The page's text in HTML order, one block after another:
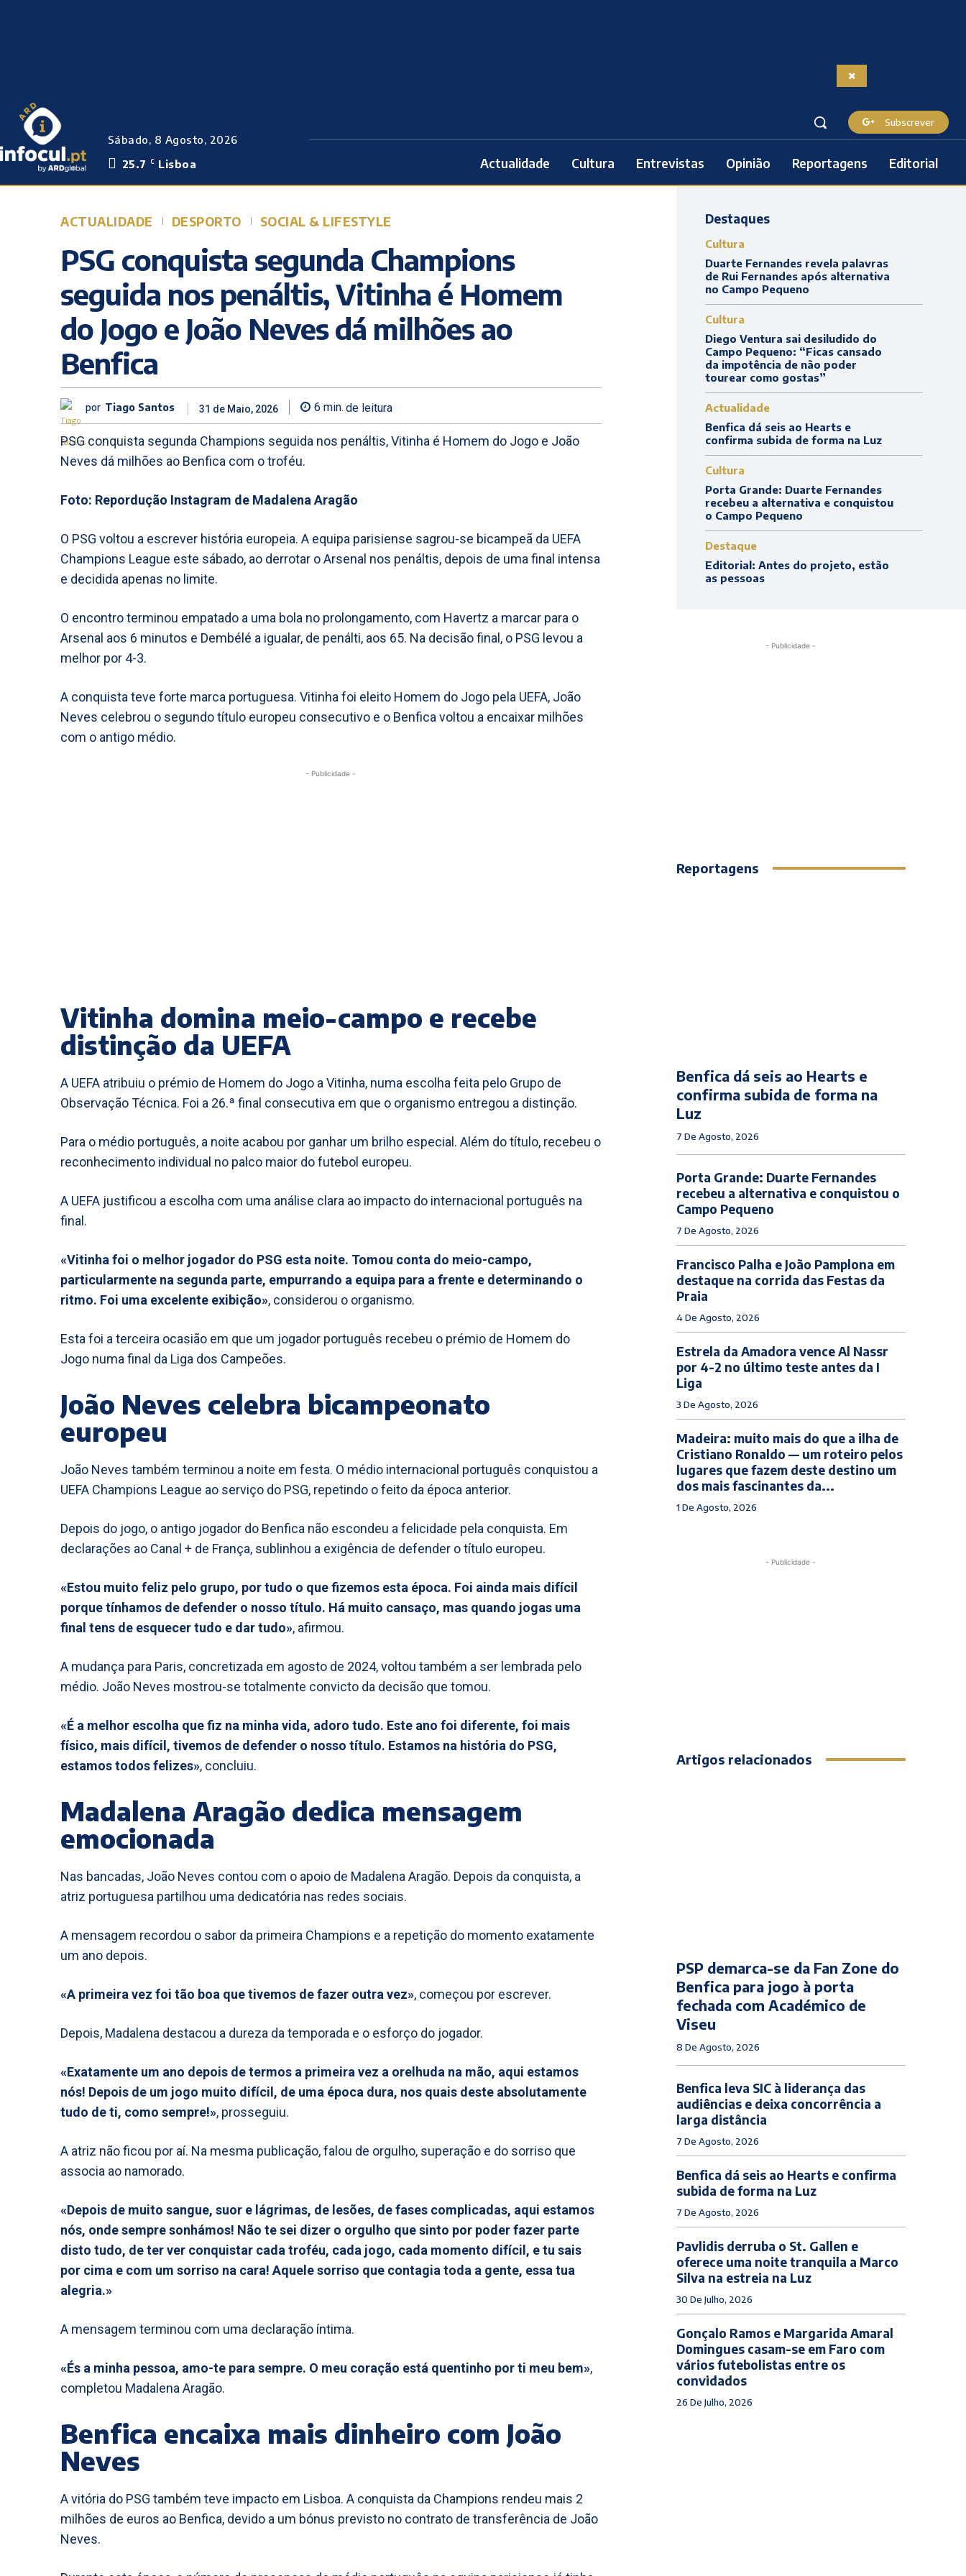
Sábado, 8 Agosto, 2026
25.7
C Lisboa
Subscrever
Actualidade Cultura Entrevistas Opinião Reportagens Editorial
ACTUALIDADE DESPORTO SOCIAL & LIFESTYLE
PSG conquista segunda Champions
seguida nos penáltis, Vitinha é Homem
do Jogo e João Neves dá milhões ao
Benfica
por Tiago Santos 31 de Maio, 2026 6 min. de leitura
PSG conquista segunda Champions seguida nos penáltis, Vitinha é Homem do Jogo e João
Neves dá milhões ao Benfica com o troféu.
Foto: Repordução Instagram de Madalena Aragão
O PSG voltou a escrever história europeia. A equipa parisiense sagrou-se bicampeã da UEFA
Champions League este sábado, ao derrotar o Arsenal nos penáltis, depois de uma final intensa
e decidida apenas no limite.
O encontro terminou empatado a uma bola no prolongamento, com Havertz a marcar para o
Arsenal aos 6 minutos e Dembélé a igualar, de penálti, aos 65. Na decisão final, o PSG levou a
melhor por 4-3.
A conquista teve forte marca portuguesa. Vitinha foi eleito Homem do Jogo pela UEFA, João
Neves celebrou o segundo título europeu consecutivo e o Benfica voltou a encaixar milhões
com o antigo médio.
- Publicidade -
Vitinha domina meio-campo e recebe
distinção da UEFA
A UEFA atribuiu o prémio de Homem do Jogo a Vitinha, numa escolha feita pelo Grupo de
Observação Técnica. Foi a 26.ª final consecutiva em que o organismo entregou a distinção.
Para o médio português, a noite acabou por ganhar um brilho especial. Além do título, recebeu o
reconhecimento individual no palco maior do futebol europeu.
A UEFA justificou a escolha com uma análise clara ao impacto do internacional português na
final.
«Vitinha foi o melhor jogador do PSG esta noite. Tomou conta do meio-campo,
particularmente na segunda parte, empurrando a equipa para a frente e determinando o
ritmo. Foi uma excelente exibição», considerou o organismo.
Esta foi a terceira ocasião em que um jogador português recebeu o prémio de Homem do
Jogo numa final da Liga dos Campeões.
João Neves celebra bicampeonato
europeu
João Neves também terminou a noite em festa. O médio internacional português conquistou a
UEFA Champions League ao serviço do PSG, repetindo o feito da época anterior.
Depois do jogo, o antigo jogador do Benfica não escondeu a felicidade pela conquista. Em
declarações ao Canal + de França, sublinhou a exigência de defender o título europeu.
«Estou muito feliz pelo grupo, por tudo o que fizemos esta época. Foi ainda mais difícil
porque tínhamos de defender o nosso título. Há muito cansaço, mas quando jogas uma
final tens de esquecer tudo e dar tudo», afirmou.
A mudança para Paris, concretizada em agosto de 2024, voltou também a ser lembrada pelo
médio. João Neves mostrou-se totalmente convicto da decisão que tomou.
«É a melhor escolha que fiz na minha vida, adoro tudo. Este ano foi diferente, foi mais
físico, mais difícil, tivemos de defender o nosso título. Estamos na história do PSG,
estamos todos felizes», concluiu.
Madalena Aragão dedica mensagem
emocionada
Nas bancadas, João Neves contou com o apoio de Madalena Aragão. Depois da conquista, a
atriz portuguesa partilhou uma dedicatória nas redes sociais.
A mensagem recordou o sabor da primeira Champions e a repetição do momento exatamente
um ano depois.
«A primeira vez foi tão boa que tivemos de fazer outra vez», começou por escrever.
Depois, Madalena destacou a dureza da temporada e o esforço do jogador.
«Exatamente um ano depois de termos a primeira vez a orelhuda na mão, aqui estamos
nós! Depois de um jogo muito difícil, de uma época dura, nos quais deste absolutamente
tudo de ti, como sempre!», prosseguiu.
A atriz não ficou por aí. Na mesma publicação, falou de orgulho, superação e do sorriso que
associa ao namorado.
«Depois de muito sangue, suor e lágrimas, de lesões, de fases complicadas, aqui estamos
nós, onde sempre sonhámos! Não te sei dizer o orgulho que sinto por poder fazer parte
disto tudo, de ter ver conquistar cada troféu, cada jogo, cada momento difícil, e tu sais
por cima e com um sorriso na cara! Aquele sorriso que contagia toda a gente, essa tua
alegria.»
A mensagem terminou com uma declaração íntima.
«És a minha pessoa, amo-te para sempre. O meu coração está quentinho por ti meu bem»,
completou Madalena Aragão.
Benfica encaixa mais dinheiro com João
Neves
A vitória do PSG também teve impacto em Lisboa. A conquista da Champions rendeu mais 2
milhões de euros ao Benfica, devido a um bónus previsto no contrato de transferência de João
Neves.
Destaques
Cultura
Duarte Fernandes revela palavras
de Rui Fernandes após alternativa
no Campo Pequeno
Cultura
Diego Ventura sai desiludido do
Campo Pequeno: “Ficas cansado
da impotência de não poder
tourear como gostas”
Actualidade
Benfica dá seis ao Hearts e
confirma subida de forma na Luz
Cultura
Porta Grande: Duarte Fernandes
recebeu a alternativa e conquistou
o Campo Pequeno
Destaque
Editorial: Antes do projeto, estão
as pessoas
- Publicidade -
Reportagens
Benfica dá seis ao Hearts e
confirma subida de forma na
Luz
7 De Agosto, 2026
Porta Grande: Duarte Fernandes
recebeu a alternativa e conquistou o
Campo Pequeno
7 De Agosto, 2026
Francisco Palha e João Pamplona em
destaque na corrida das Festas da
Praia
4 De Agosto, 2026
Estrela da Amadora vence Al Nassr
por 4-2 no último teste antes da I
Liga
3 De Agosto, 2026
Madeira: muito mais do que a ilha de
Cristiano Ronaldo — um roteiro pelos
lugares que fazem deste destino um
dos mais fascinantes da...
1 De Agosto, 2026
- Publicidade -
Artigos relacionados
PSP demarca-se da Fan Zone do
Benfica para jogo à porta
fechada com Académico de
Viseu
8 De Agosto, 2026
Benfica leva SIC à liderança das
audiências e deixa concorrência a
larga distância
7 De Agosto, 2026
Benfica dá seis ao Hearts e confirma
subida de forma na Luz
7 De Agosto, 2026
Pavlidis derruba o St. Gallen e
oferece uma noite tranquila a Marco
Silva na estreia na Luz
30 De Julho, 2026
Gonçalo Ramos e Margarida Amaral
Domingues casam-se em Faro com
vários futebolistas entre os
convidados
26 De Julho, 2026